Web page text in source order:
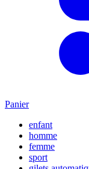
Panier
enfant
homme
femme
sport